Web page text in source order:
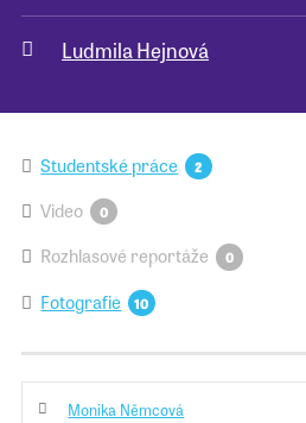
Ludmila Hejnová
Studentské práce 2
Video 0
Rozhlasové reportáže 0
Fotografie 10
Monika Němcová